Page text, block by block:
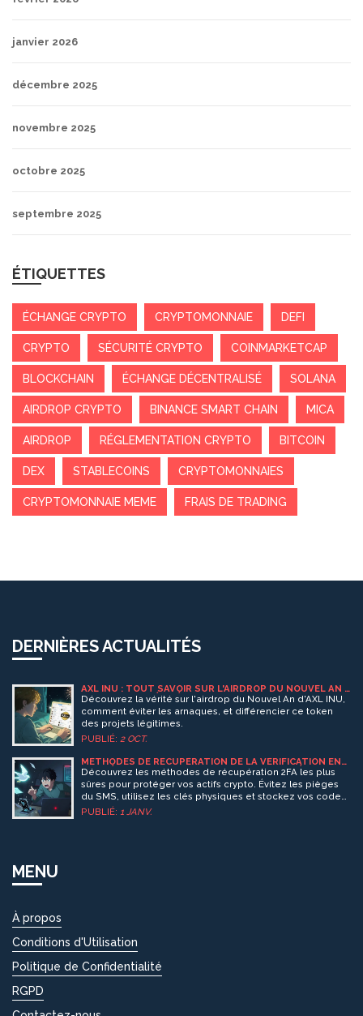
janvier 2026
décembre 2025
novembre 2025
octobre 2025
septembre 2025
ÉTIQUETTES
ÉCHANGE CRYPTO CRYPTOMONNAIE DEFI
CRYPTO SÉCURITÉ CRYPTO COINMARKETCAP
BLOCKCHAIN ÉCHANGE DÉCENTRALISÉ SOLANA
AIRDROP CRYPTO BINANCE SMART CHAIN MICA
AIRDROP RÉGLEMENTATION CRYPTO BITCOIN
DEX STABLECOINS CRYPTOMONNAIES
CRYPTOMONNAIE MEME FRAIS DE TRADING
DERNIÈRES ACTUALITÉS
AXL INU : TOUT SAVOIR SUR L'AIRDROP DU NOUVEL AN -
ARNAQUE OU VÉRITÉ
Découvrez la vérité sur l'airdrop du Nouvel An d'AXL INU,
comment éviter les arnaques, et différencier ce token
des projets légitimes.
PUBLIÉ: 2 OCT.
MÉTHODES DE RÉCUPÉRATION DE LA VÉRIFICATION EN
DEUX ÉTAPES (2FA) : GUIDE COMPLET POUR SÉCURISER
VOS ACTIFS NUMÉRIQUES
Découvrez les méthodes de récupération 2FA les plus
sûres pour protéger vos actifs crypto. Évitez les pièges
du SMS, utilisez les clés physiques et stockez vos codes
de sauvegarde correctement.
PUBLIÉ: 1 JANV.
MENU
À propos
Conditions d'Utilisation
Politique de Confidentialité
RGPD